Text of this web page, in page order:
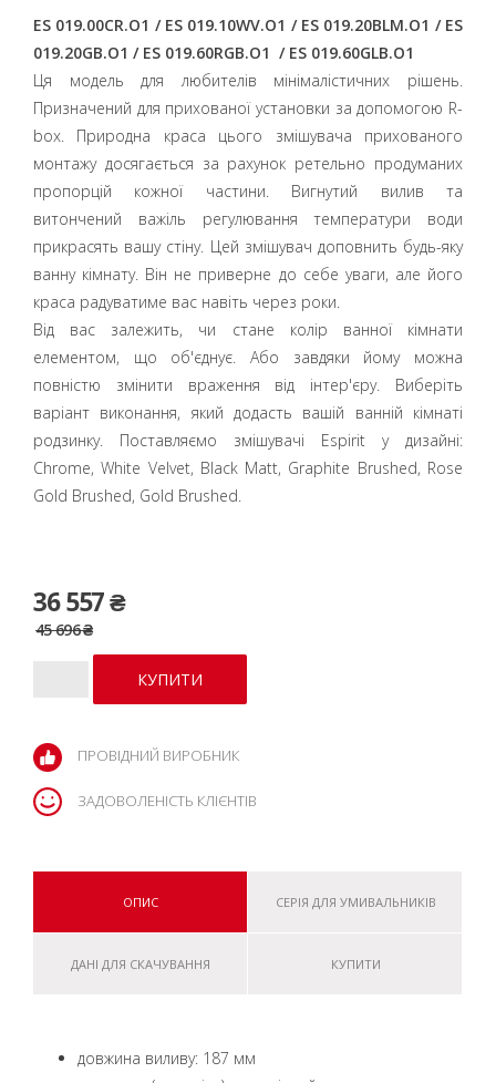
ES 019.00CR.O1 / ES 019.10WV.O1 / ES 019.20BLM.O1 / ES
019.20GB.O1 / ES 019.60RGB.O1 / ES 019.60GLB.O1
Ця модель для любителів мінімалістичних рішень.
Призначений для прихованої установки за допомогою R-
box. Природна краса цього змішувача прихованого
монтажу досягається за рахунок ретельно продуманих
пропорцій кожної частини. Вигнутий вилив та
витончений важіль регулювання температури води
прикрасять вашу стіну. Цей змішувач доповнить будь-яку
ванну кімнату. Він не приверне до себе уваги, але його
краса радуватиме вас навіть через роки.
Від вас залежить, чи стане колір ванної кімнати
елементом, що об'єднує. Або завдяки йому можна
повністю змінити враження від інтер'єру. Виберіть
варіант виконання, який додасть вашій ванній кімнаті
родзинку. Поставляємо змішувачі Espirit у дизайні:
Chrome, White Velvet, Black Matt, Graphite Brushed, Rose
Gold Brushed, Gold Brushed.
36 557 ₴
45 696 ₴
ПРОВІДНИЙ ВИРОБНИК
ЗАДОВОЛЕНІСТЬ КЛІЄНТІВ
ОПИС СЕРІЯ ДЛЯ УМИВАЛЬНИКІВ
ДАНІ ДЛЯ СКАЧУВАННЯ КУПИТИ
довжина виливу: 187 мм